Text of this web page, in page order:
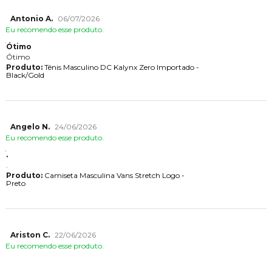
Antonio A.
06/07/2026
Eu recomendo esse produto.
Ótimo
Ótimo
Produto:Tênis Masculino DC Kalynx Zero Importado -
Black/Gold
Angelo N. 24/06/2026
Eu recomendo esse produto.
.
Produto:Camiseta Masculina Vans Stretch Logo -
Preto
Ariston C. 22/06/2026
Eu recomendo esse produto.